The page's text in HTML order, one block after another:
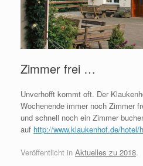
Zimmer frei …
Unverhofft kommt oft. Der
Wochenende immer noch Zimmer
und schnell noch ein Zimmer
auf http://www.klaukenhof.de/hotel/
Veröffentlicht in Aktuelles zu 2018.